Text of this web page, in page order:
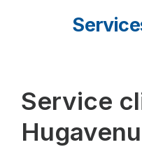
Service